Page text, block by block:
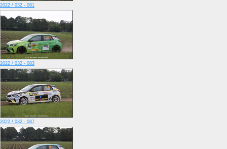
2022 / 032 - 081
2022 / 032 - 083
2022 / 032 - 087